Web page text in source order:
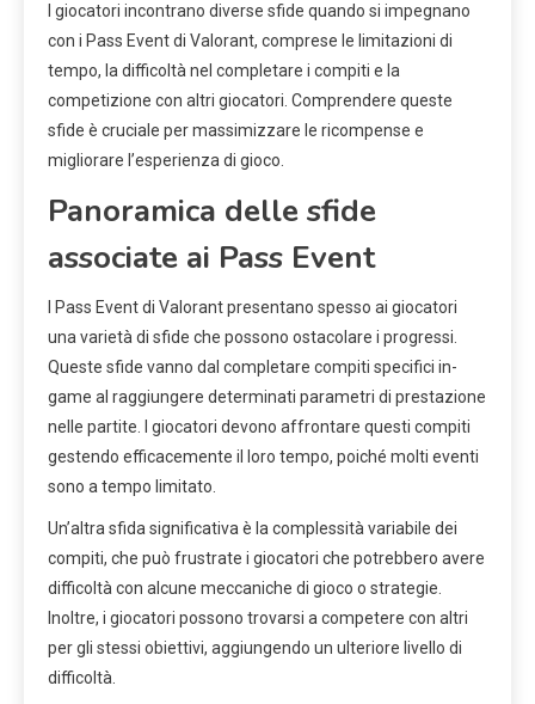
I giocatori incontrano diverse sfide quando si impegnano
con i Pass Event di Valorant, comprese le limitazioni di
tempo, la difficoltà nel completare i compiti e la
competizione con altri giocatori. Comprendere queste
sfide è cruciale per massimizzare le ricompense e
migliorare l’esperienza di gioco.
Panoramica delle sfide
associate ai Pass Event
I Pass Event di Valorant presentano spesso ai giocatori
una varietà di sfide che possono ostacolare i progressi.
Queste sfide vanno dal completare compiti specifici in-
game al raggiungere determinati parametri di prestazione
nelle partite. I giocatori devono affrontare questi compiti
gestendo efficacemente il loro tempo, poiché molti eventi
sono a tempo limitato.
Un’altra sfida significativa è la complessità variabile dei
compiti, che può frustrate i giocatori che potrebbero avere
difficoltà con alcune meccaniche di gioco o strategie.
Inoltre, i giocatori possono trovarsi a competere con altri
per gli stessi obiettivi, aggiungendo un ulteriore livello di
difficoltà.